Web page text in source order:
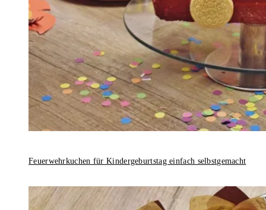
Feuerwehrkuchen für Kindergeburtstag einfach selbstgemacht